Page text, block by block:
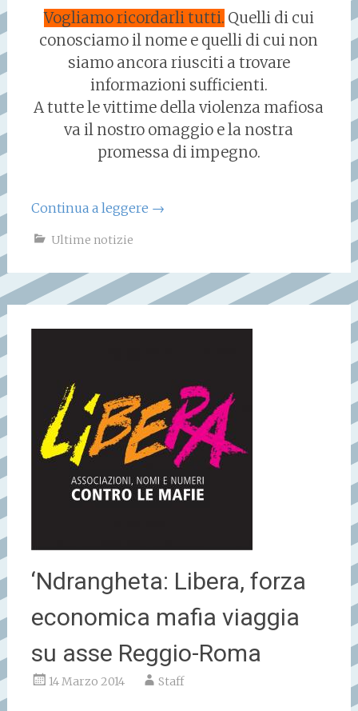
Vogliamo ricordarli tutti. Quelli di cui
conosciamo il nome e quelli di cui non
siamo ancora riusciti a trovare
informazioni sufficienti.
A tutte le vittime della violenza mafiosa
va il nostro omaggio e la nostra
promessa di impegno.
Continua a leggere →
Ultime notizie
‘Ndrangheta: Libera, forza
economica mafia viaggia
su asse Reggio-Roma
14 Marzo 2014 Staff